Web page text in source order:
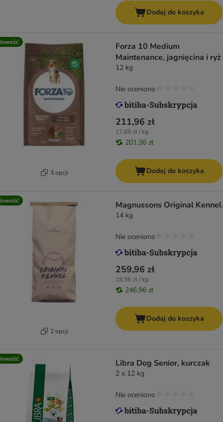
Dodaj do koszyka
3 opcji
Forza 10 Medium
Maintenance, jagnięcina i ryż
12 kg
211,96 zł
17,68 zł / kg
201,36 zł
Nie oceniono
Dodaj do koszyka
2 opcji
Magnussons Original Kennel
14 kg
259,96 zł
18,56 zł / kg
246,96 zł
Nie oceniono
Dodaj do koszyka
Libra Dog Senior, kurczak
2 x 12 kg
Nie oceniono